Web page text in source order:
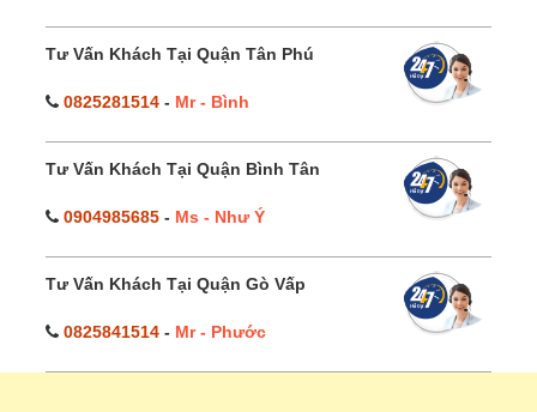
Tư Vấn Khách Tại Quận Tân Phú
0825281514 - Mr - Bình
Tư Vấn Khách Tại Quận Bình Tân
0904985685 - Ms - Như Ý
Tư Vấn Khách Tại Quận Gò Vấp
0825841514 - Mr - Phước